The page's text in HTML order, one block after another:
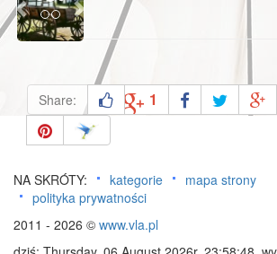
Share: 1
NA SKRÓTY: kategorie
mapa strony
polityka prywatności
2011 - 2026 © www.vla.pl